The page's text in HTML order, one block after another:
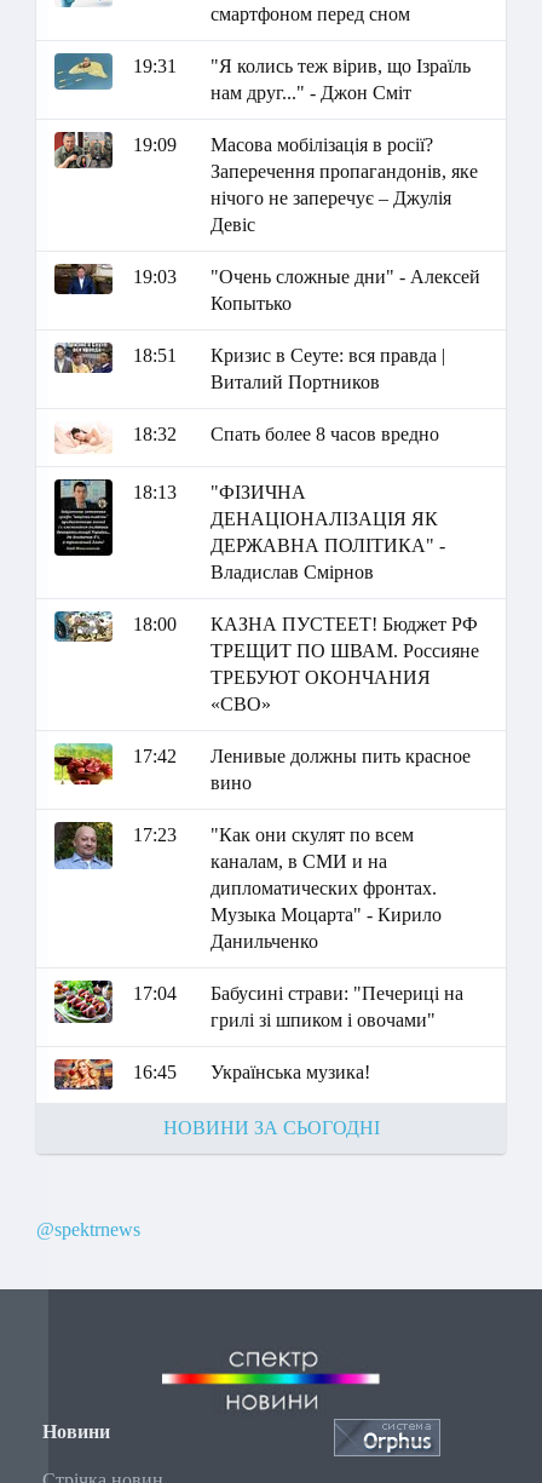
смартфоном перед сном
19:31
"Я колись теж вірив, що Ізраїль
нам друг..." - Джон Сміт
19:09
Масова мобілізація в росії?
Заперечення пропагандонів, яке
нічого не заперечує – Джулія
Девіс
19:03
"Очень сложные дни" - Алексей
Копытько
18:51
Кризис в Сеуте: вся правда |
Виталий Портников
18:32 Спать более 8 часов вредно
18:13
"ФІЗИЧНА
ДЕНАЦІОНАЛІЗАЦІЯ ЯК
ДЕРЖАВНА ПОЛІТИКА" -
Владислав Смірнов
18:00
КАЗНА ПУСТЕЕТ! Бюджет РФ
ТРЕЩИТ ПО ШВАМ. Россияне
ТРЕБУЮТ ОКОНЧАНИЯ
«СВО»
17:42
Ленивые должны пить красное
вино
17:23
"Как они скулят по всем
каналам, в СМИ и на
дипломатических фронтах.
Музыка Моцарта" - Кирило
Данильченко
17:04
Бабусині страви: "Печериці на
грилі зі шпиком і овочами"
16:45 Українська музика!
НОВИНИ ЗА СЬОГОДНІ
@spektrnews
Новини